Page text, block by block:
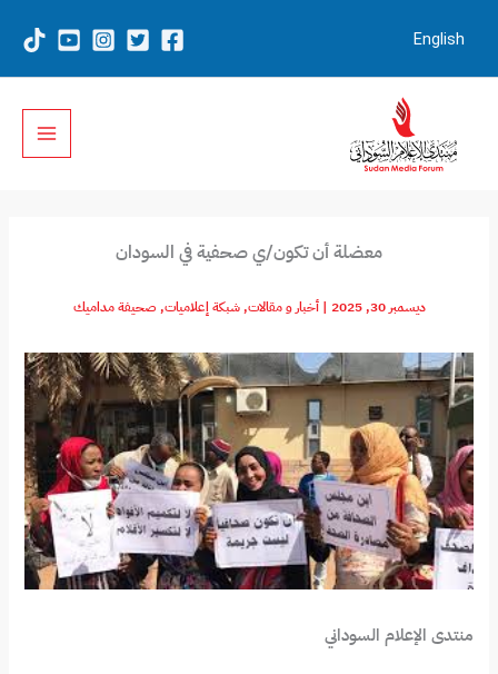
English
معضلة أن تكون/ي صحفية في السودان
ديسمبر 30, 2025 |أخبار و مقالات,شبكة إعلاميات, صحيفة مداميك
منتدى الإعلام السوداني